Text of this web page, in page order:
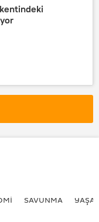
SAVUNMA